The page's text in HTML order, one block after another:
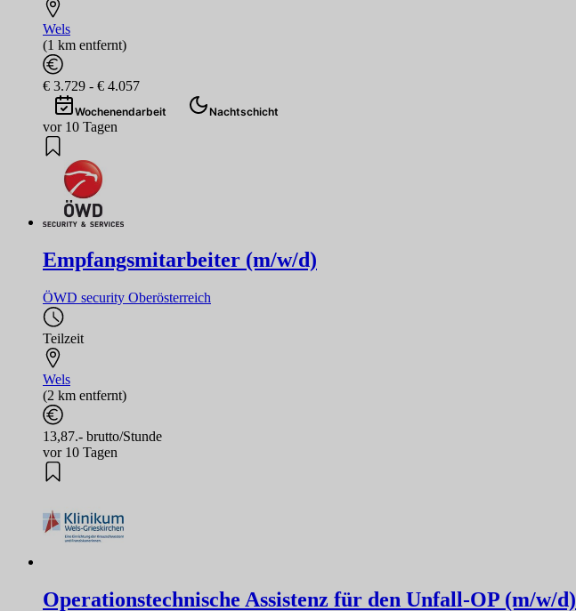
Wels
(1 km entfernt)
€ 3.729 - € 4.057
Wochenendarbeit Nachtschicht
vor 10 Tagen
Empfangsmitarbeiter (m/w/d)
ÖWD security Oberösterreich
Teilzeit
Wels
(2 km entfernt)
13,87.- brutto/Stunde
vor 10 Tagen
Operationstechnische Assistenz für den Unfall-OP (m/w/d)